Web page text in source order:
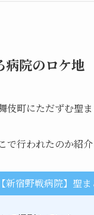
病院のロケ地
伎町にただずむ聖ま
行われたのか紹介
【新宿野戦病院】聖